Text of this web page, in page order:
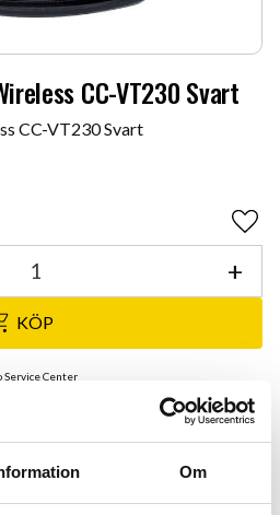
Om
CC-VT230 Svart
CC-VT230 Svart
+
KÖP
Service Center
1 st i lager